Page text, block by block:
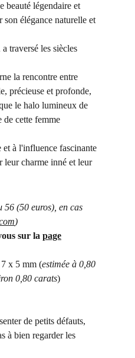
beauté légendaire et
élégance naturelle et
traversé les siècles
la rencontre entre
précieuse et profonde,
le halo lumineux de
de cette femme
à l'influence fascinante
leur charme inné et leur
(50 euros), en cas
)
sur la page
7 x 5 mm (estimée à 0,80
0,80 carats)
de petits défauts,
à bien regarder les